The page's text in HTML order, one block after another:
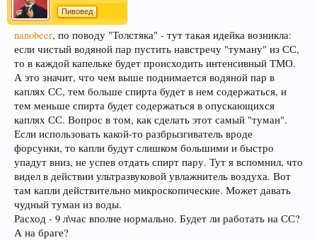
Пивовед
nanobeer, по поводу "Толстяка" - тут такая идейка возникла:
если чистый водяной пар пустить навстречу "туману" из СС,
то в каждой капельке будет происходить интенсивный ТМО.
А это значит, что чем выше поднимается водяной пар в
каплях СС, тем больше спирта будет в нем содержаться, и
тем меньше спирта будет содержаться в опускающихся
каплях СС. Вопрос в том, как сделать этот самый "туман".
Если использовать какой-то разбрызгиватель вроде
форсунки, то капли будут слишком большими и быстро
упадут вниз, не успев отдать спирт пару. Тут я вспомнил, что
видел в действии ультразвуковой увлажнитель воздуха. Вот
там капли действительно микроскопические. Может давать
чудный туман из воды.
Расход - 9 л\час вполне нормально. Будет ли работать на СС?
А на браге?